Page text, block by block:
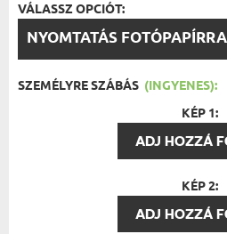
VÁLASSZ OPCIÓT:
VÁLASSZ
OPCIÓT:
SZEMÉLYRE SZÁBÁS (INGYENES):
KÉP 1:
ADJ HOZZÁ
KÉP 2:
ADJ HOZZÁ